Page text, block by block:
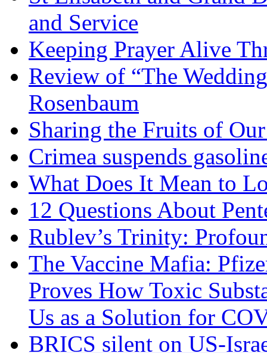
and Service
Keeping Prayer Alive
Review of “The
Rosenbaum
Sharing the Fruits of
Crimea suspends
What Does It Mean to
12 Questions About
Rublev’s Trinity:
The Vaccine Mafia:
Proves How Toxic
Us as a Solution for
BRICS silent on US-